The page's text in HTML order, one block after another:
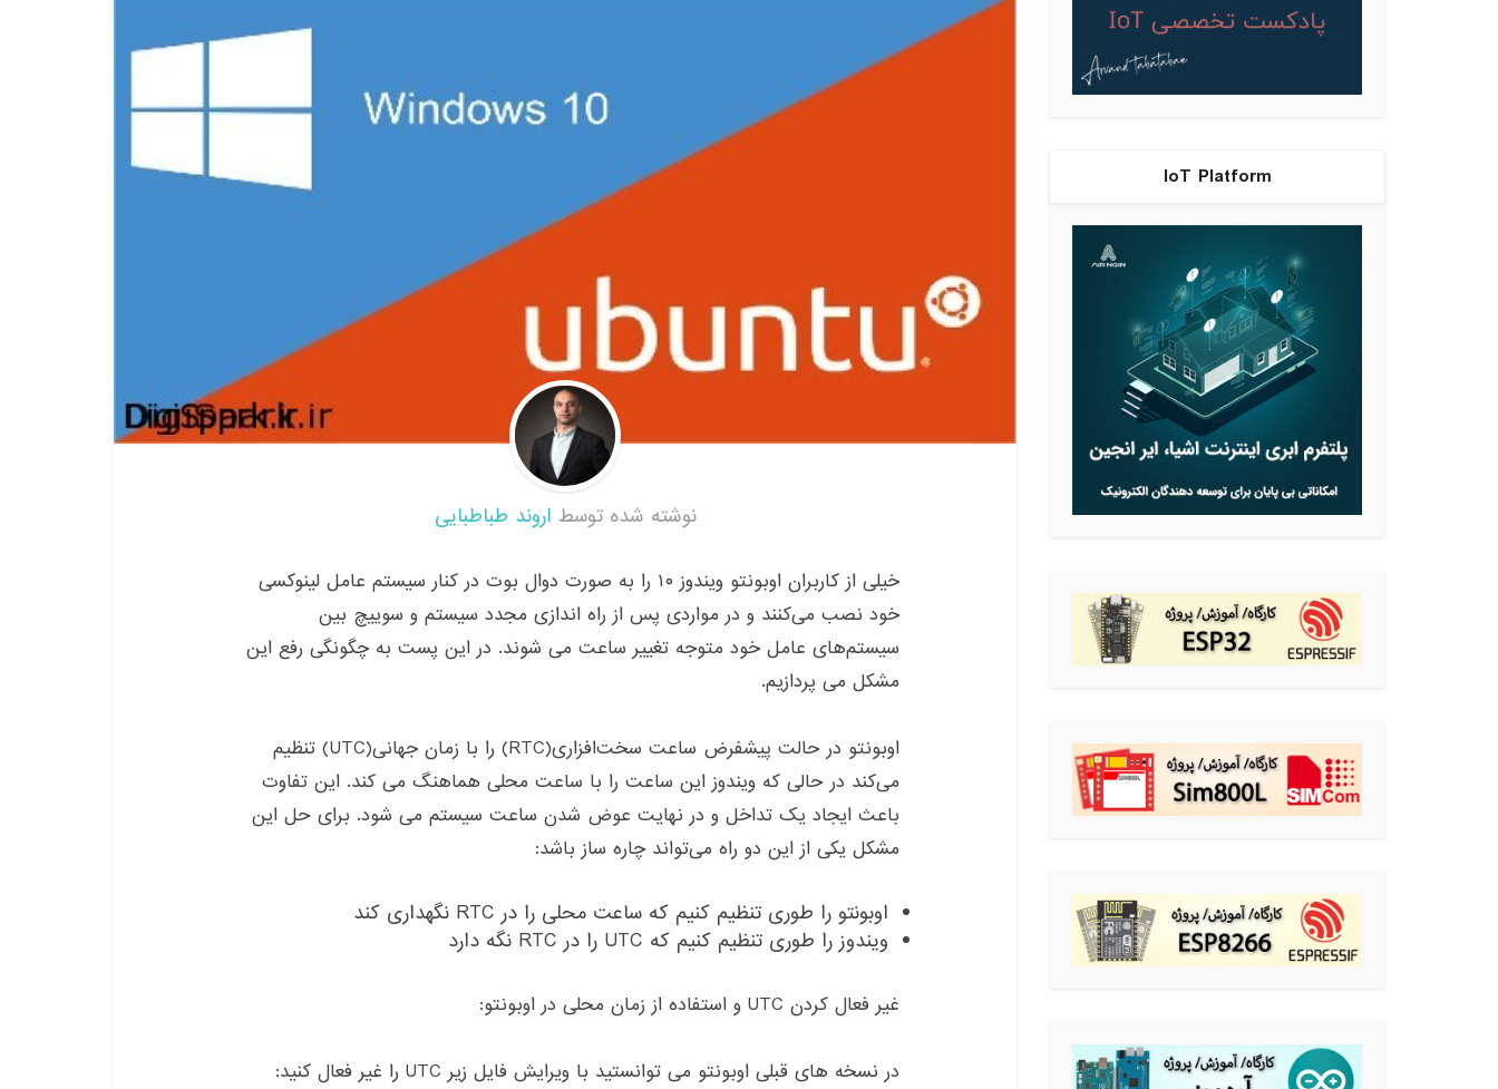
نوشته شده توسط اروند طباطبایی
خیلی از کاربران اوبونتو ویندوز ۱۰ را به صورت دوال بوت در کنار سیستم عامل لینوکسی
خود نصب می‌کنند و در مواردی پس از راه اندازی مجدد سیستم و سوییچ بین
سیستم‌های عامل خود متوجه تغییر ساعت می شوند. در این پست به چگونگی رفع این
مشکل می پردازیم.
اوبونتو در حالت پیشفرض ساعت سخت‌افزاری(RTC) را با زمان جهانی(UTC)
تنظیم
می‌کند در حالی که ویندوز این ساعت را با ساعت محلی هماهنگ می کند. این تفاوت
باعث ایجاد یک تداخل و در نهایت عوض شدن ساعت سیستم می شود. برای حل این
مشکل یکی از این دو راه می‌تواند چاره ساز باشد:
اوبونتو را طوری تنظیم کنیم که ساعت محلی را در RTC نگهداری کند
ویندوز را طوری تنظیم کنیم که UTC را در RTC نگه دارد
غیر فعال کردن UTC و استفاده از زمان محلی در اوبونتو:
در نسخه های قبلی اوبونتو می توانستید با ویرایش فایل زیر UTC را غیر فعال کنید:
IoT Platform